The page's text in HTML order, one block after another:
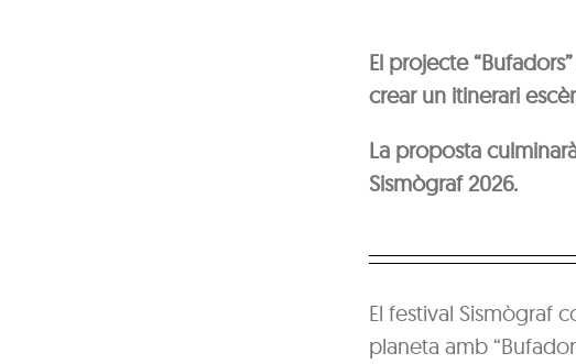
El projecte
crear un itinerari
La proposta
Sismògraf 2026.
El festival Sismògraf
planeta amb